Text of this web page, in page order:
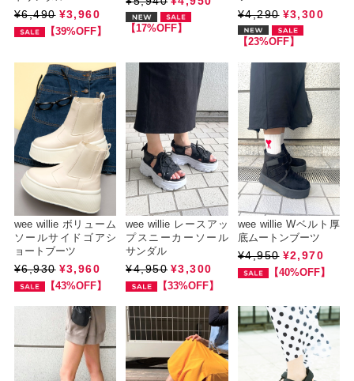
¥6,490 ¥3,960
【39%OFF】 【17%OFF】
¥4,290 ¥3,300
【23%OFF】
wee willie ボリューム
ソールサイドゴアシ
ョートブーツ
¥6,930 ¥3,960
【43%OFF】
wee willie レースアッ
プスニーカーソール
サンダル
¥4,950 ¥3,300
【33%OFF】
wee willie Wベルト厚
底ムートンブーツ
¥4,950 ¥2,970
【40%OFF】